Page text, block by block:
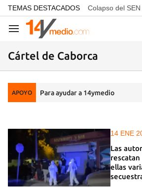
common.go-to-content
TEMAS DESTACADOS Colapso del SEN
Navegación
Cártel de Caborca
APOYO Para ayudar a 14ymedio
14 ENE
Las
ellas